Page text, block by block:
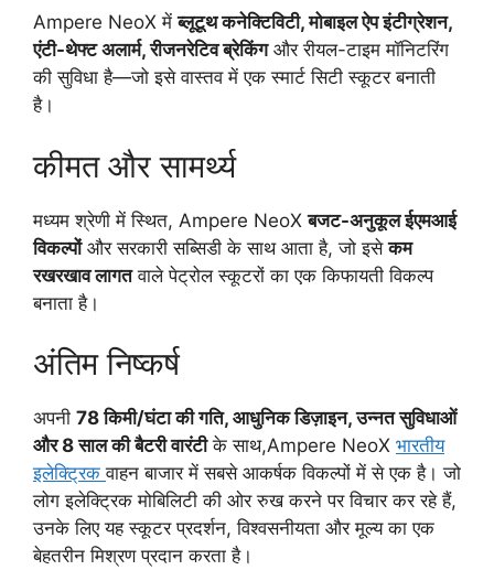
Ampere NeoX मेंब्लूटूथ कनेक्टिविटी, मोबाइल ऐप इंटीग्रेशन,
एंटी-थेफ्ट अलार्म, रीजनरेटिव ब्रेकिंगऔर रीयल-टाइम मॉनिटरिंग
की सुविधा है—जो इसे वास्तव में एक स्मार्ट सिटी स्कूटर बनाती
है।
कीमत और सामर्थ्य
मध्यम श्रेणी में स्थित, Ampere NeoXबजट-अनुकूल ईएमआई
विकल्पोंऔर सरकारी सब्सिडी के साथ आता है, जो इसेकम
रखरखाव लागतवाले पेट्रोल स्कूटरों का एक किफायती विकल्प
बनाता है।
अंतिम निष्कर्ष
अपनी 78 किमी/घंटा की गति, आधुनिक डिज़ाइन, उन्नत सुविधाओं
और 8 साल की बैटरी वारंटीके साथ,Ampere NeoX भारतीय
इलेक्ट्रिकवाहन बाजार में सबसे आकर्षक विकल्पों में से एक है। जो
लोग इलेक्ट्रिक मोबिलिटी की ओर रुख करने पर विचार कर रहे हैं,
उनके लिए यह स्कूटर प्रदर्शन, विश्वसनीयता और मूल्य का एक
बेहतरीन मिश्रण प्रदान करता है।